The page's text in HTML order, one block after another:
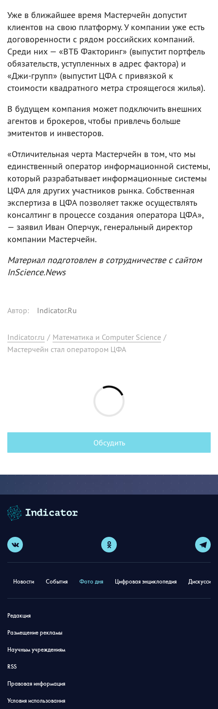
Уже в ближайшее время Мастерчейн допустит
клиентов на свою платформу. У компании уже есть
договоренности с рядом российских компаний.
Среди них — «ВТБ Факторинг» (выпустит портфель
обязательств, уступленных в адрес фактора) и
«Джи-групп» (выпустит ЦФА с привязкой к
стоимости квадратного метра строящегося жилья).
В будущем компания может подключить внешних
агентов и брокеров, чтобы привлечь больше
эмитентов и инвесторов.
«Отличительная черта Мастерчейн в том, что мы
единственный оператор информационной системы,
который разрабатывает информационные системы
ЦФА для других участников рынка. Собственная
экспертиза в ЦФА позволяет также осуществлять
консалтинг в процессе создания оператора ЦФА»,
— заявил Иван Оперчук, генеральный директор
компании Мастерчейн.
Материал подготовлен в сотрудничестве с сайтом
InScience.News
Автор: Indicator.Ru
Indicator.ru / Математика и Computer Science /
Мастерчейн стал оператором ЦФА
Обсудить
Новости События Фото дня Цифровая энциклопедия
Редакция
Размещение рекламы
Научным учреждениям
RSS
Правовая информация
Условия использования